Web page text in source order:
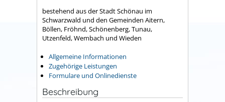
bestehend aus der Stadt Schönau im
Schwarzwald und den Gemeinden Aitern,
Böllen, Fröhnd, Schönenberg, Tunau,
Utzenfeld, Wembach und Wieden
Allgemeine Informationen
Zugehörige Leistungen
Formulare und Onlinedienste
Beschreibung